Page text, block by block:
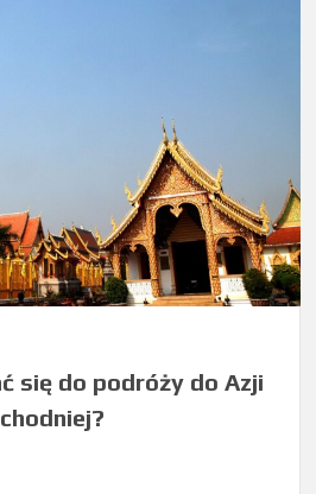
się do podróży do Azji